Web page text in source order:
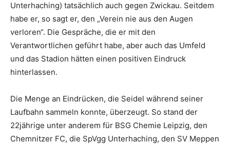
Unterhaching) tatsächlich auch gegen Zwickau. Seitdem
habe er, so sagt er, den „Verein nie aus den Augen
verloren“. Die Gespräche, die er mit den
Verantwortlichen geführt habe, aber auch das Umfeld
und das Stadion hätten einen positiven Eindruck
hinterlassen.
Die Menge an Eindrücken, die Seidel während seiner
Laufbahn sammeln konnte, überzeugt. So stand der
22jährige unter anderem für BSG Chemie Leipzig, den
Chemnitzer FC, die SpVgg Unterhaching, den SV Meppen